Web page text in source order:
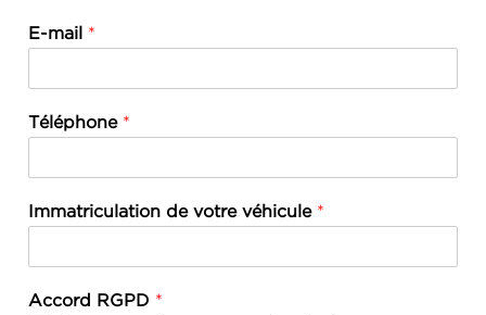
E-mail *
Téléphone *
Immatriculation de votre véhicule *
Accord RGPD *